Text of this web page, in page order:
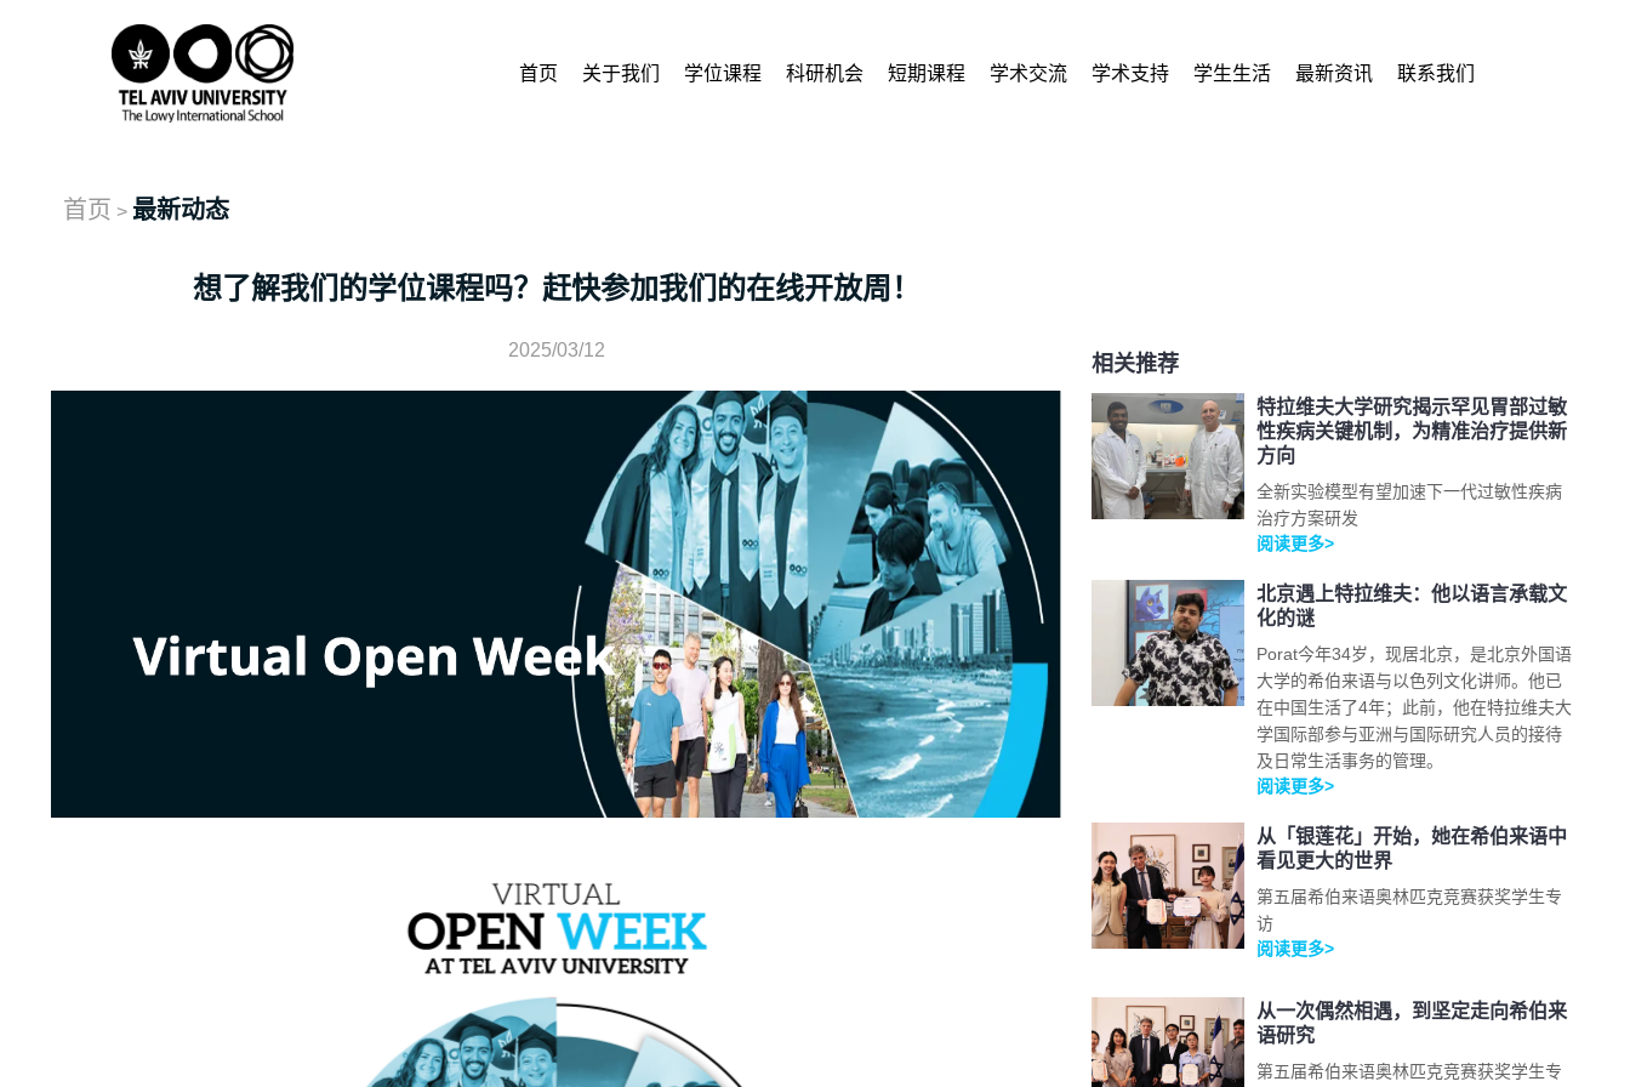
首页 关于我们 学位课程 科研机会 短期课程 学术交流 学术支持 学生生活 最新资讯 联系我们
首页 > 最新动态
想了解我们的学位课程吗？赶快参加我们的在线开放周！
2025/03/12
相关推荐
特拉维夫大学研究揭示罕见胃部过敏
性疾病关键机制，为精准治疗提供新
方向
全新实验模型有望加速下一代过敏性疾病
治疗方案研发
阅读更多>
北京遇上特拉维夫：他以语言承载文
化的谜
Porat今年34岁，现居北京，是北京外国语
大学的希伯来语与以色列文化讲师。他已
在中国生活了4年；此前，他在特拉维夫大
学国际部参与亚洲与国际研究人员的接待
及日常生活事务的管理。
阅读更多>
从「银莲花」开始，她在希伯来语中
看见更大的世界
第五届希伯来语奥林匹克竞赛获奖学生专
访
阅读更多>
从一次偶然相遇，到坚定走向希伯来
语研究
第五届希伯来语奥林匹克竞赛获奖学生专